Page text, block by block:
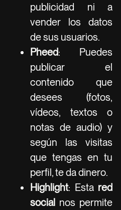
publicidad ni a
vender los datos
de sus usuarios.
Pheed: Puedes
publicar el
contenido que
desees (fotos,
vídeos, textos o
notas de audio) y
según las visitas
que tengas en tu
perfil, te da dinero.
Highlight: Esta red
social nos permite